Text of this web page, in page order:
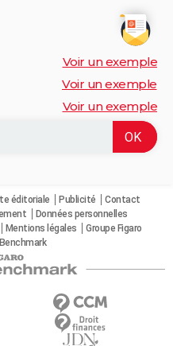
Voir un exemple
Voir un exemple
Voir un exemple
éditoriale Publicité
Contact
Données personnelles
Mentions légales
Groupe Figaro